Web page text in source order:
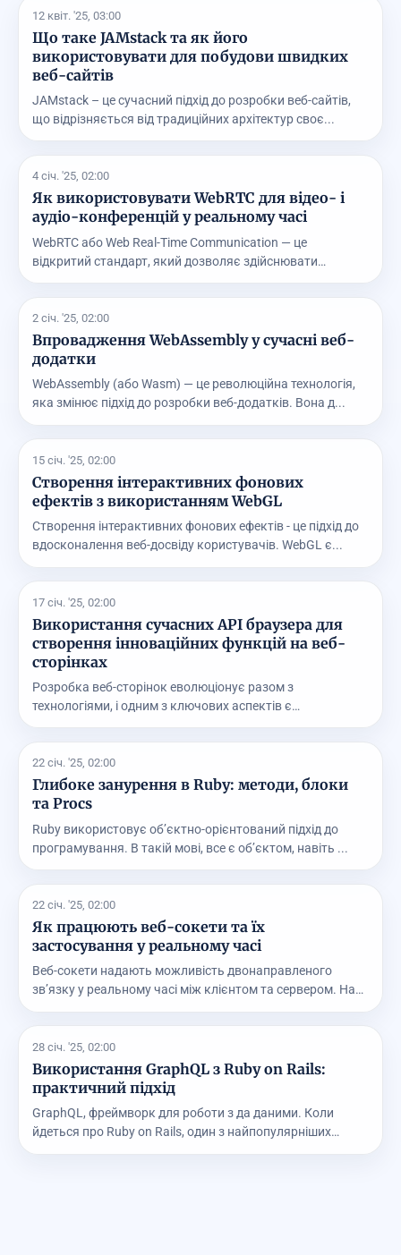
12 квіт. '25, 03:00
Що таке JAMstack та як його
використовувати для побудови швидких
веб-сайтів
JAMstack – це сучасний підхід до розробки веб-сайтів,
що відрізняється від традиційних архітектур своє...
4 січ. '25, 02:00
Як використовувати WebRTC для відео- і
аудіо-конференцій у реальному часі
WebRTC або Web Real-Time Communication — це
відкритий стандарт, який дозволяє здійснювати
2 січ. '25, 02:00
Впровадження WebAssembly у сучасні веб-
додатки
WebAssembly (або Wasm) — це революційна технологія,
яка змінює підхід до розробки веб-додатків. Вона д...
15 січ. '25, 02:00
Створення інтерактивних фонових
ефектів з використанням WebGL
Створення інтерактивних фонових ефектів - це підхід до
вдосконалення веб-досвіду користувачів. WebGL є...
17 січ. '25, 02:00
Використання сучасних API браузера для
створення інноваційних функцій на веб-
сторінках
Розробка веб-сторінок еволюціонує разом з
технологіями, і одним з ключових аспектів є
22 січ. '25, 02:00
Глибоке занурення в Ruby: методи, блоки
та Procs
Ruby використовує об’єктно-орієнтований підхід до
програмування. В такій мові, все є об’єктом, навіть ...
22 січ. '25, 02:00
Як працюють веб-сокети та їх
застосування у реальному часі
Веб-сокети надають можливість двонаправленого
зв’язку у реальному часі між клієнтом та сервером. На
28 січ. '25, 02:00
Використання GraphQL з Ruby on Rails:
практичний підхід
GraphQL, фреймворк для роботи з да даними. Коли
йдеться про Ruby on Rails, один з найпопулярніших